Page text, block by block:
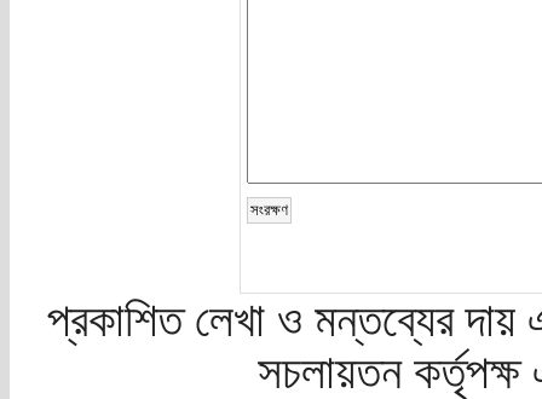
প্রকাশিত লেখা ও মন্তব্যের দায়
সচলায়তন